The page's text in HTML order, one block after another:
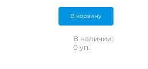
В корзину
В наличии:
0 уп.